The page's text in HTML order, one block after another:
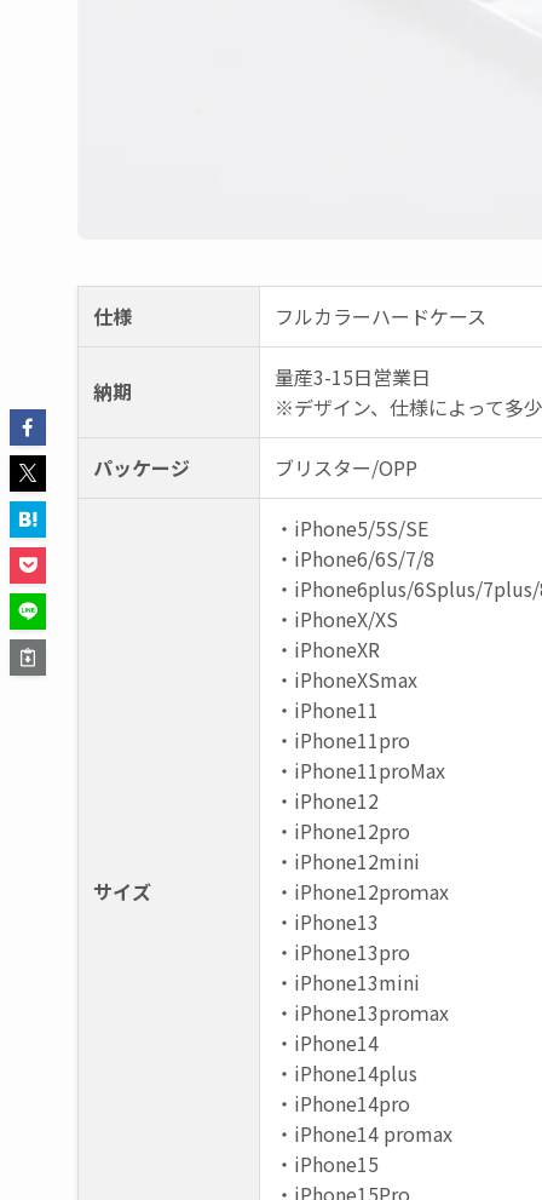
納期
量産3-15日営業日
※デザイン、仕様によって多
パッケージ ブリスター/OPP
・iPhone5/5S/SE
・iPhone6/6S/7/8
・iPhone6plus/6Splus/
・iPhoneX/XS
・iPhoneXR
・iPhoneXSmax
・iPhone11
・iPhone11pro
・iPhone11proMax
・iPhone12
・iPhone12pro
・iPhone12mini
・iPhone12proｍax
・iPhone13
・iPhone13pro
・iPhone13mini
・iPhone13proｍax
・iPhone14
・iPhone14plus
・iPhone14pro
・iPhone14 promax
・iPhone15
・iPhone15Pro
・iPhone15Plus
・iPhone15proｍax